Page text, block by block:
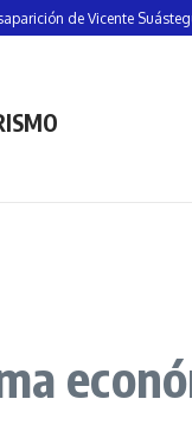
Vicente Suástegui